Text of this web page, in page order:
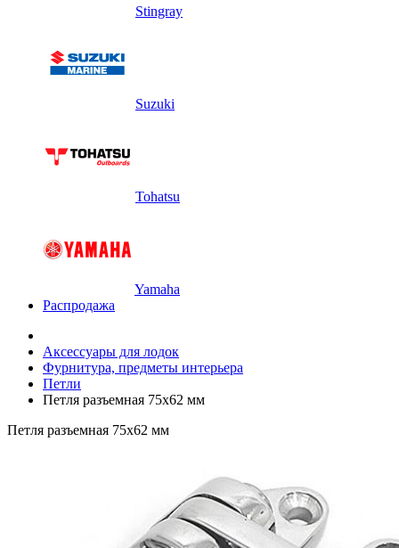
Stingray
Suzuki
Tohatsu
Yamaha
Распродажа
Аксессуары для лодок
Фурнитура, предметы интерьера
Петли
Петля разъемная 75х62 мм
Петля разъемная 75х62 мм